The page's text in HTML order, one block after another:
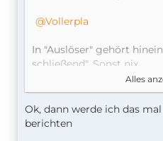
Vollerpla
In "Auslöser" gehört
schließend". Sonst nix.
Und in "Bedingung"
Sonst nix.
Alles
Ok, dann werde ich das
berichten